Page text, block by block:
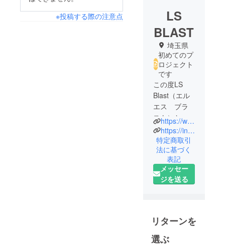
※投稿する際の注意点
LS
BLAST
埼玉県
初めてのプ
ロジェクト
です
この度LS
Blast（エル
エス ブラ
スト）とい
うブランド
を立ち上げ
今までとは
違う概念、
いろいろな
角度からア
ローチし皆
様に喜んで
頂ける商品
https://www.lqsp1124.com/ls-blast
https://instagram.com/ls_blast?igshid=YmMyMTA2M2Y=
特定商取引
法に基づく
表記
メッセー
ジを送る
リターンを
選ぶ